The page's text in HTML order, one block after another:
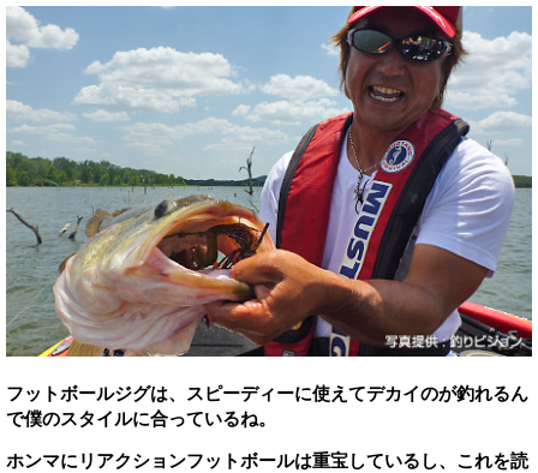
フットボールジグは、スピーディーに使えてデカイのが釣れるん
で僕のスタイルに合っているね。
ホンマにリアクションフットボールは重宝しているし、これを読